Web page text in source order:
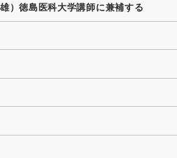
）徳島医科大学講師に兼補する